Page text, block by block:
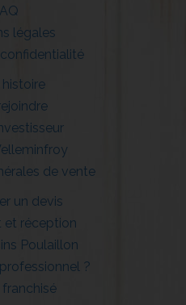
légales
de vente
un devis
et réception
Poulaillon
?
franchisé